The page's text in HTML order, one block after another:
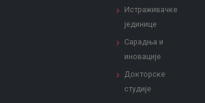
Истраживачке
јединице
Сарадња и
иновације
Докторске
студије